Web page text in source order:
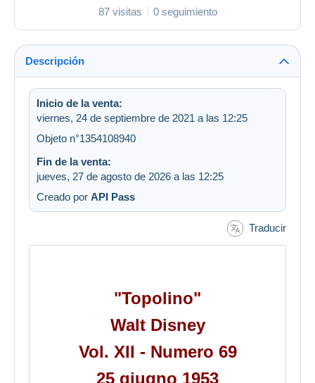
87 visitas 0 seguimiento
Descripción
Inicio de la venta:
viernes, 24 de septiembre de 2021 a las 12:25
Objeto n°1354108940
Fin de la venta:
jueves, 27 de agosto de 2026 a las 12:25
Creado por API Pass
Traducir
"Topolino"
Walt Disney
Vol. XII - Numero 69
25 giugno 1953